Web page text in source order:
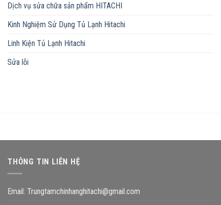
Dịch vụ sửa chữa sản phẩm HITACHI
Kinh Nghiệm Sử Dụng Tủ Lạnh Hitachi
Linh Kiện Tủ Lạnh Hitachi
Sửa lỗi
THÔNG TIN LIÊN HỆ
Email: Trungtamchinhanghitachi@gmail.com